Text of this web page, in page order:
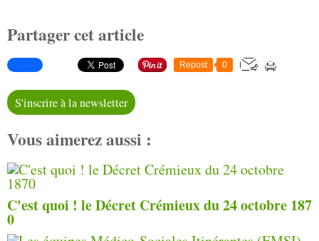
Partager cet article
Repost 0
S'inscrire à la newsletter
Vous aimerez aussi :
C'est quoi ! le Décret Crémieux du 24 octobre 187
0